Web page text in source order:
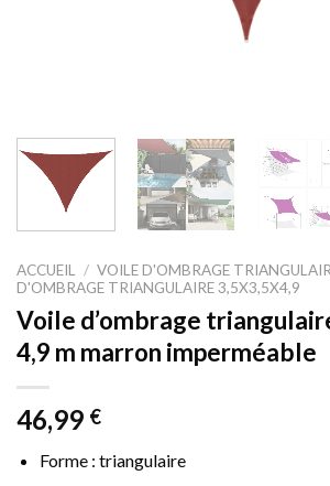
ACCUEIL / VOILE D'OMBRAGE
D'OMBRAGE TRIANGULAIRE 3,5X3,5X4,9
Voile d’ombrage
4,9 m marron imperméable
46,99 €
Forme : triangulaire